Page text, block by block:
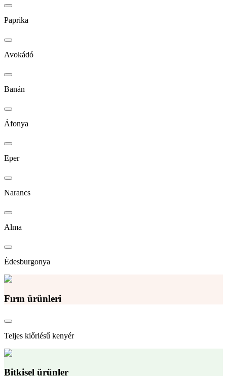
Paprika
Avokádó
Banán
Áfonya
Eper
Narancs
Alma
Édesburgonya
Fırın ürünleri
Teljes kiőrlésű kenyér
Bitkisel ürünler